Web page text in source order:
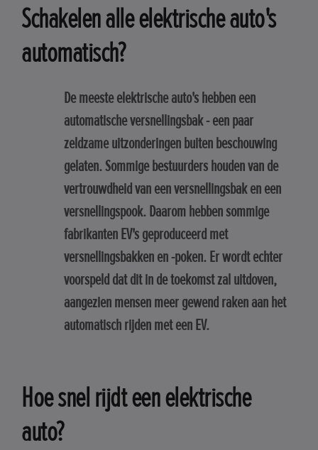
Schakelen alle elektrische auto's
automatisch?
De meeste elektrische auto's hebben een
automatische versnellingsbak - een paar
zeldzame uitzonderingen buiten beschouwing
gelaten. Sommige bestuurders houden van de
vertrouwdheid van een versnellingsbak en een
versnellingspook. Daarom hebben sommige
fabrikanten EV's geproduceerd met
versnellingsbakken en -poken. Er wordt echter
voorspeld dat dit in de toekomst zal uitdoven,
aangezien mensen meer gewend raken aan het
automatisch rijden met een EV.
Hoe snel rijdt een elektrische
auto?